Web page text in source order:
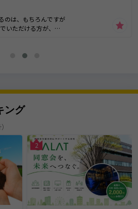
のは、もちろんですが
ただける方が、
ング
2